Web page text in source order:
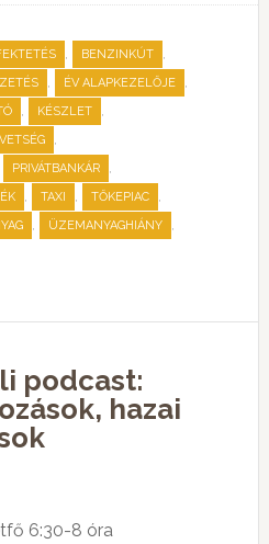
, BENZINKÚT ,
, ÉV ALAPKEZELŐJE ,
, KÉSZLET ,
,
PRIVÁTBANKÁR ,
, TAXI , TŐKEPIAC ,
, ÜZEMANYAGHIÁNY ,
podcast:
hazai
6:30-8 óra